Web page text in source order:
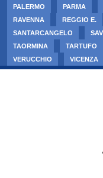
PALERMO
PARMA
RAVENNA
REGGIO E.
SANTARCANGELO
TAORMINA
TARTUFO
VERUCCHIO
VICENZA